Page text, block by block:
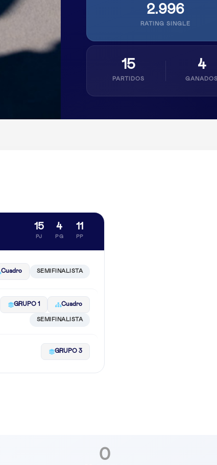
2.996
RATING SINGLE
15
PARTIDOS
4
GANADOS
15
PJ
4
PG
11
PP
Cuadro SEMIFINALISTA
GRUPO 1 Cuadro
SEMIFINALISTA
GRUPO 3
0